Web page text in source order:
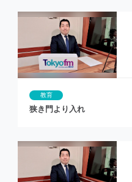
教育
狭き門より入れ